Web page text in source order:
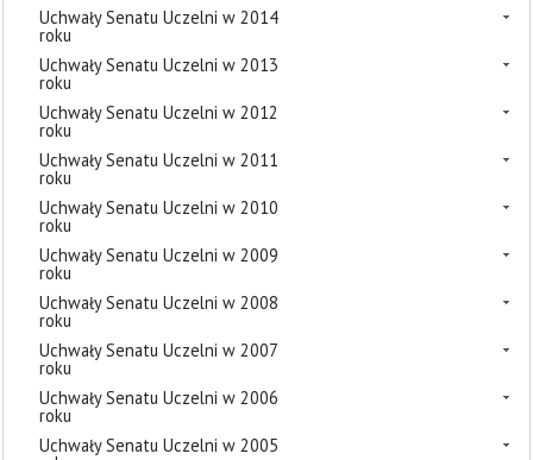
Uchwały Senatu Uczelni w 2014
roku
Uchwały Senatu Uczelni w 2013
roku
Uchwały Senatu Uczelni w 2012
roku
Uchwały Senatu Uczelni w 2011
roku
Uchwały Senatu Uczelni w 2010
roku
Uchwały Senatu Uczelni w 2009
roku
Uchwały Senatu Uczelni w 2008
roku
Uchwały Senatu Uczelni w 2007
roku
Uchwały Senatu Uczelni w 2006
roku
Uchwały Senatu Uczelni w 2005